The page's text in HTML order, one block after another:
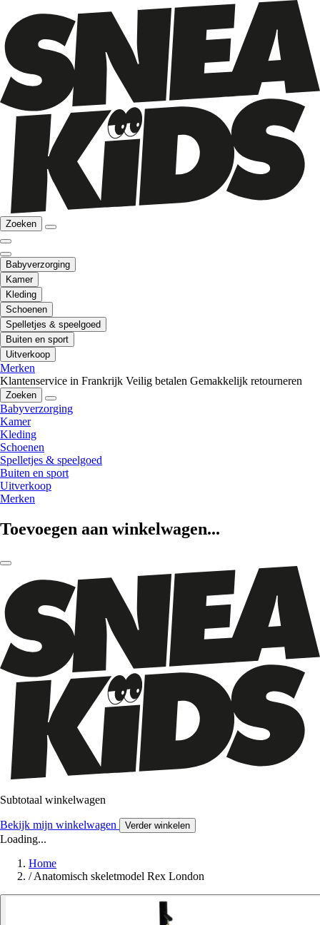
Zoeken
Babyverzorging
Kamer
Kleding
Schoenen
Spelletjes & speelgoed
Buiten en sport
Uitverkoop
Merken
Klantenservice in Frankrijk Veilig betalen Gemakkelijk retourneren
Zoeken
Babyverzorging
Kamer
Kleding
Schoenen
Spelletjes & speelgoed
Buiten en sport
Uitverkoop
Merken
Toevoegen aan winkelwagen...
Subtotaal winkelwagen
Bekijk mijn winkelwagen Verder winkelen
Loading...
Home
/ Anatomisch skeletmodel Rex London